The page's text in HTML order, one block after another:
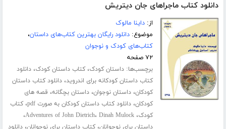
دانلود کتاب ماجراهای جان دیتریش
از:داینا مالوک
موضوع:دانلود رایگان بهترین کتاب‌های داستان،
کتاب‌های کودک و نوجوان
۷۲ صفحه
برچسب‌ها:داستان کودک،کتاب داستان کودک،دانلود
کتاب داستان کودکانه برای اندروید،دانلود کتاب داستان
کودکان،داستان نوجوان،داستان بچگانه، قصه های
کودکان،دانلود کتاب داستان کودکان به صورت pdf ،کتاب
کودک، Adventures of John Dietrich، Dinah Mulock ،
داستان برای نوجوانان،کتاب داستان برای نوجوانان،دانلود